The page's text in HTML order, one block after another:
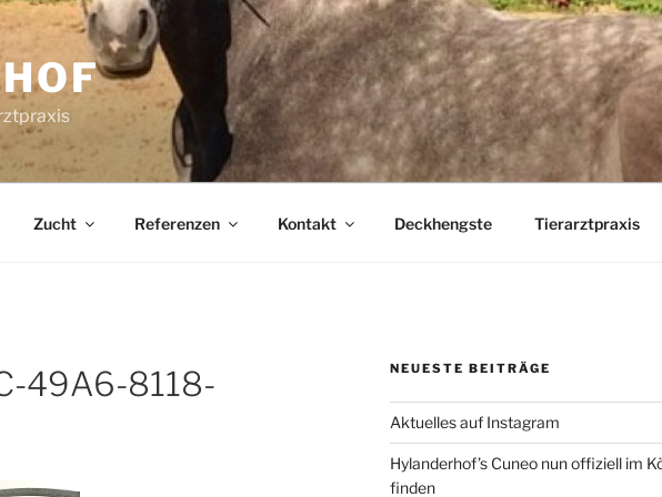
Zucht Referenzen Kontakt Deckhengste Tierarztpraxis
49A6-8118-
NEUESTE BEITRÄGE
Aktuelles auf Instagram
Hylanderhof’s Cuneo nun offiziell im
finden